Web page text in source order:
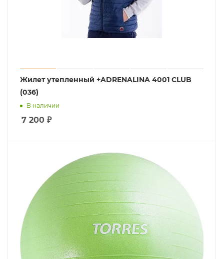
Жилет утепленный +ADRENALINA 4001 CLUB
(036)
В наличии
7 200 ₽